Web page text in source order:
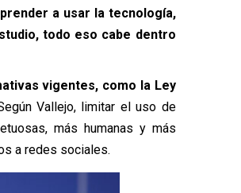
a usar la tecnología,
todo eso cabe dentro
vigentes, como la Ley
Vallejo, limitar el uso de
más humanas y más
a redes sociales.